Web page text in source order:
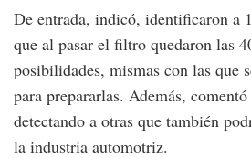
De entrada, indicó, identificaron a
que al pasar el filtro quedaron las
posibilidades, mismas con las que
para prepararlas. Además, comentó
detectando a otras que también
la industria automotriz.